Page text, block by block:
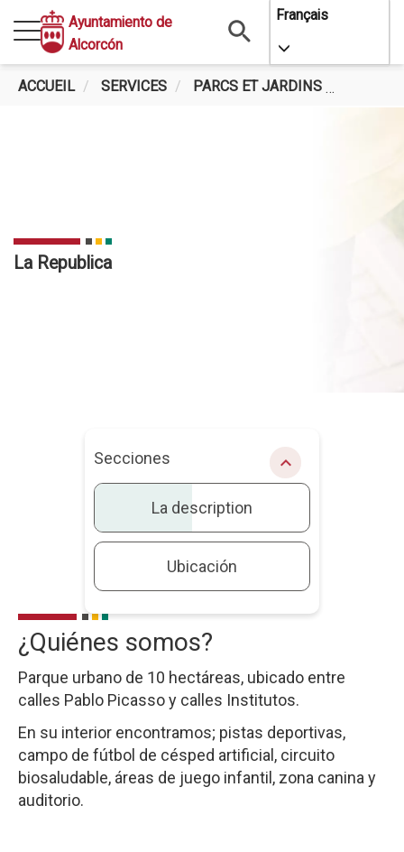
au
contenu
principal
Ayuntamiento de
Alcorcón
Français
Toggle
ACCUEIL SERVICES PARCS ET JARDINS
La Republica
Secciones chevron_right
La description
Ubicación
La
description
¿Quiénes somos?
Parque urbano de 10 hectáreas, ubicado entre
calles Pablo Picasso y calles Institutos.
En su interior encontramos; pistas deportivas,
campo de fútbol de césped artificial, circuito
biosaludable, áreas de juego infantil, zona canina y
auditorio.